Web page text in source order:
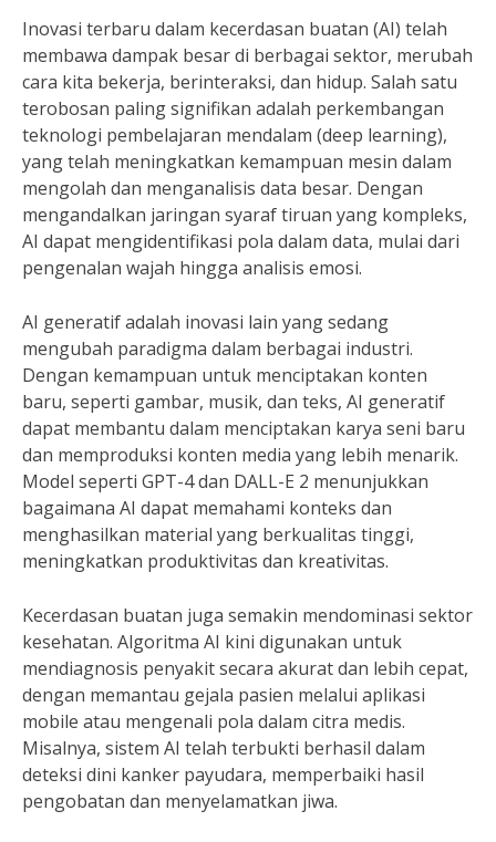
Inovasi terbaru dalam kecerdasan buatan (AI) telah
membawa dampak besar di berbagai sektor, merubah
cara kita bekerja, berinteraksi, dan hidup. Salah satu
terobosan paling signifikan adalah perkembangan
teknologi pembelajaran mendalam (deep learning),
yang telah meningkatkan kemampuan mesin dalam
mengolah dan menganalisis data besar. Dengan
mengandalkan jaringan syaraf tiruan yang kompleks,
AI dapat mengidentifikasi pola dalam data, mulai dari
pengenalan wajah hingga analisis emosi.
AI generatif adalah inovasi lain yang sedang
mengubah paradigma dalam berbagai industri.
Dengan kemampuan untuk menciptakan konten
baru, seperti gambar, musik, dan teks, AI generatif
dapat membantu dalam menciptakan karya seni baru
dan memproduksi konten media yang lebih menarik.
Model seperti GPT-4 dan DALL-E 2 menunjukkan
bagaimana AI dapat memahami konteks dan
menghasilkan material yang berkualitas tinggi,
meningkatkan produktivitas dan kreativitas.
Kecerdasan buatan juga semakin mendominasi sektor
kesehatan. Algoritma AI kini digunakan untuk
mendiagnosis penyakit secara akurat dan lebih cepat,
dengan memantau gejala pasien melalui aplikasi
mobile atau mengenali pola dalam citra medis.
Misalnya, sistem AI telah terbukti berhasil dalam
deteksi dini kanker payudara, memperbaiki hasil
pengobatan dan menyelamatkan jiwa.